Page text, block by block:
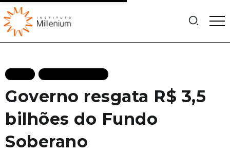
Governo resgata R$ 3,5
bilhões do Fundo
Soberano